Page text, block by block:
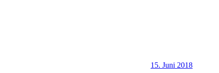
15. Juni 2018